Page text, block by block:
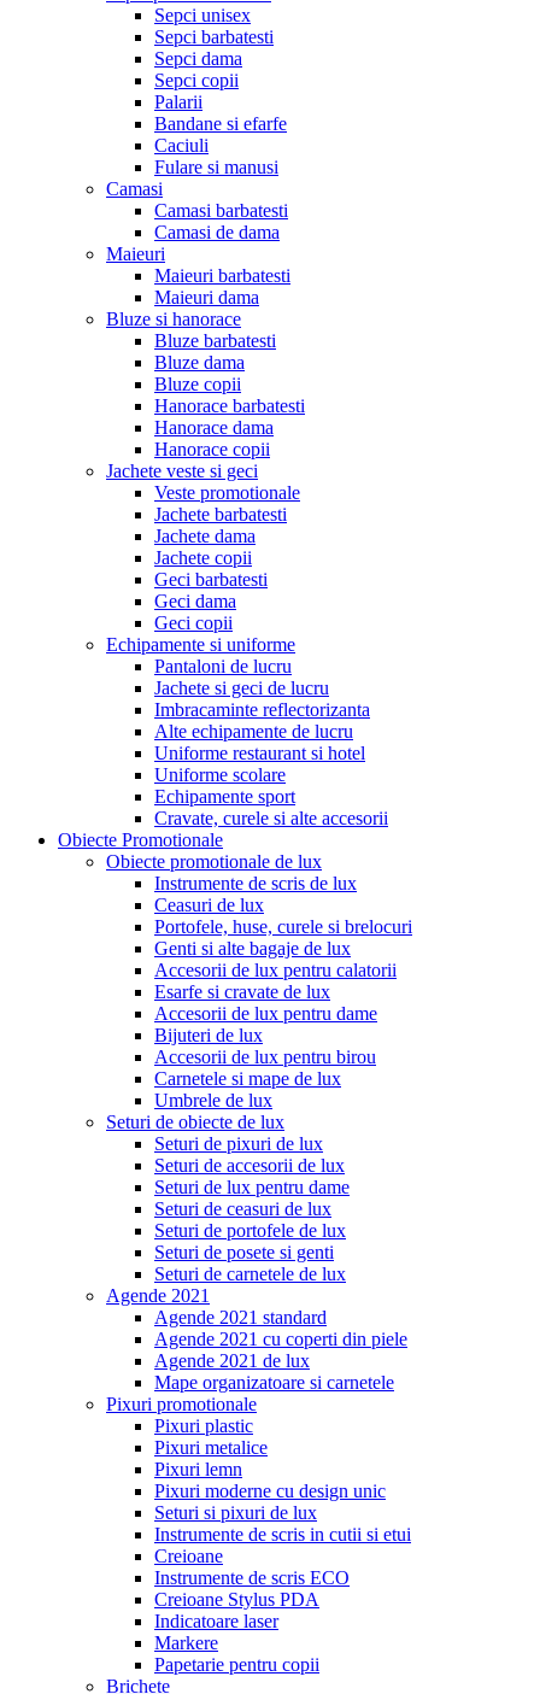
Sepci unisex
Sepci barbatesti
Sepci dama
Sepci copii
Palarii
Bandane si efarfe
Caciuli
Fulare si manusi
Camasi
Camasi barbatesti
Camasi de dama
Maieuri
Maieuri barbatesti
Maieuri dama
Bluze si hanorace
Bluze barbatesti
Bluze dama
Bluze copii
Hanorace barbatesti
Hanorace dama
Hanorace copii
Jachete veste si geci
Veste promotionale
Jachete barbatesti
Jachete dama
Jachete copii
Geci barbatesti
Geci dama
Geci copii
Echipamente si uniforme
Pantaloni de lucru
Jachete si geci de lucru
Imbracaminte reflectorizanta
Alte echipamente de lucru
Uniforme restaurant si hotel
Uniforme scolare
Echipamente sport
Cravate, curele si alte accesorii
Obiecte Promotionale
Obiecte promotionale de lux
Instrumente de scris de lux
Ceasuri de lux
Portofele, huse, curele si brelocuri
Genti si alte bagaje de lux
Accesorii de lux pentru calatorii
Esarfe si cravate de lux
Accesorii de lux pentru dame
Bijuteri de lux
Accesorii de lux pentru birou
Carnetele si mape de lux
Umbrele de lux
Seturi de obiecte de lux
Seturi de pixuri de lux
Seturi de accesorii de lux
Seturi de lux pentru dame
Seturi de ceasuri de lux
Seturi de portofele de lux
Seturi de posete si genti
Seturi de carnetele de lux
Agende 2021
Agende 2021 standard
Agende 2021 cu coperti din piele
Agende 2021 de lux
Mape organizatoare si carnetele
Pixuri promotionale
Pixuri plastic
Pixuri metalice
Pixuri lemn
Pixuri moderne cu design unic
Seturi si pixuri de lux
Instrumente de scris in cutii si etui
Creioane
Instrumente de scris ECO
Creioane Stylus PDA
Indicatoare laser
Markere
Papetarie pentru copii
Brichete